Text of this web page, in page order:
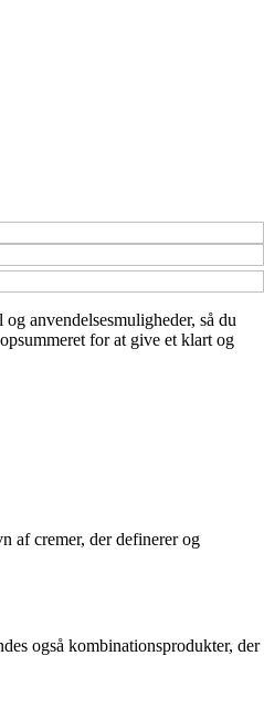
anvendelsesmuligheder, så du
for at give et klart og
af cremer, der definerer og
også kombinationsprodukter, der